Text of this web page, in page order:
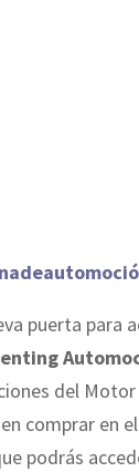
puerta para
del
comprar en
podrás